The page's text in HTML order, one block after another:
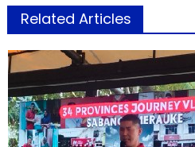
Related Articles